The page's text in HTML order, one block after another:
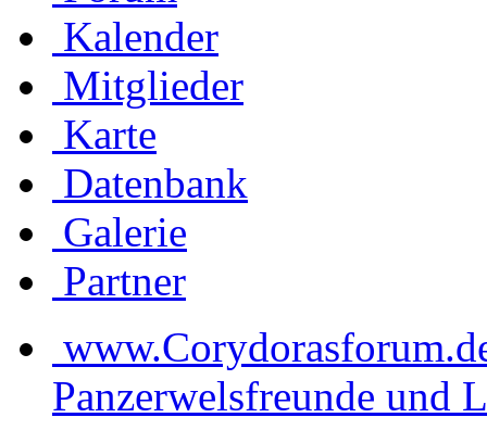
Kalender
Mitglieder
Karte
Datenbank
Galerie
Partner
Panzerwelsfreunde und